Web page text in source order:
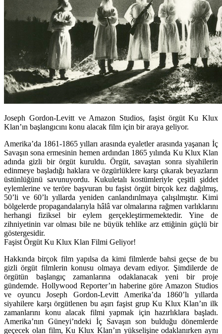
Joseph Gordon-Levitt ve Amazon Studios, faşist örgüt Ku Klux
Klan’ın başlangıcını konu alacak film için bir araya geliyor.
Amerika’da 1861-1865 yılları arasında eyaletler arasında yaşanan İç
Savaşın sona ermesinin hemen ardından 1865 yılında Ku Klux Klan
adında gizli bir örgüt kuruldu. Örgüt, savaştan sonra siyahilerin
edinmeye başladığı haklara ve özgürlüklere karşı çıkarak beyazların
üstünlüğünü savunuyordu. Kukuletalı kostümleriyle çeşitli şiddet
eylemlerine ve teröre başvuran bu faşist örgüt birçok kez dağılmış,
50’li ve 60’lı yıllarda yeniden canlandırılmaya çalışılmıştır. Kimi
bölgelerde propagandalarıyla hâlâ var olmalarına rağmen varlıklarını
herhangi fiziksel bir eylem gerçekleştirmemektedir. Yine de
zihniyetinin var olması bile ne büyük tehlike arz ettiğinin güçlü bir
göstergesidir.
Faşist Örgüt Ku Klux Klan Filmi Geliyor!
Hakkında birçok film yapılsa da kimi filmlerde bahsi geçse de bu
gizli örgüt filmlerin konusu olmaya devam ediyor. Şimdilerde de
örgütün başlangıç zamanlarına odaklanacak yeni bir proje
gündemde. Hollywood Reporter’ın haberine göre Amazon Studios
ve oyuncuJoseph Gordon-Levitt Amerika’da 1860’lı yıllarda
siyahilere karşı örgütlenen bu aşırı faşist grup Ku Klux Klan’ın ilk
zamanlarını konu alacak filmi yapmak için hazırlıklara başladı.
Amerika’nın Güneyi’ndeki İç Savaşın son bulduğu dönemlerde
geçecek olan film, Ku Klux Klan’ın yükselişine odaklanırken aynı